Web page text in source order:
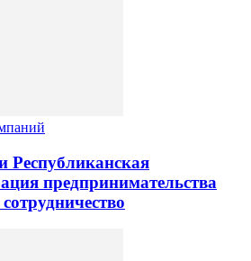
Республиканская
предпринимательства